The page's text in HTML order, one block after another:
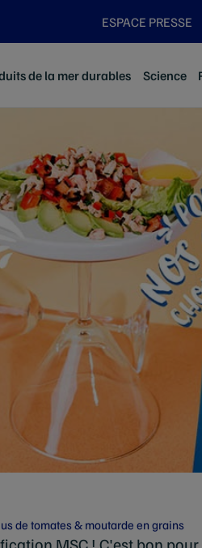
ESPACE PRESSE
de la mer durables Science
de tomates & moutarde en grains